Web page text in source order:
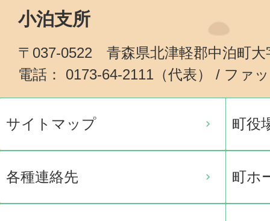
小泊支所
〒037-0522 青森県北津軽郡中泊町大
電話： 0173-64-2111（代表） / ファ
サイトマップ 町役
各種連絡先 町ホ